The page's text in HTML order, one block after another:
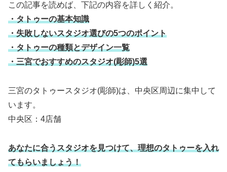
この記事を読めば、下記の内容を詳しく紹介。
・タトゥーの基本知識
・失敗しないスタジオ選びの5つのポイント
・タトゥーの種類とデザイン一覧
・三宮でおすすめのスタジオ(彫師)5選
三宮のタトゥースタジオ(彫師)は、中央区周辺に集中して
います。
中央区：4店舗
あなたに合うスタジオを見つけて、理想のタトゥーを入れ
てもらいましょう！